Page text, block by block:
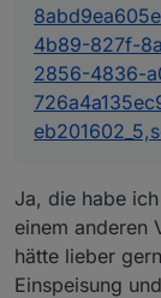
4b89-827f-
2856-4836-
Ja, die habe
einem anderen
hätte lieber
Einspeisung